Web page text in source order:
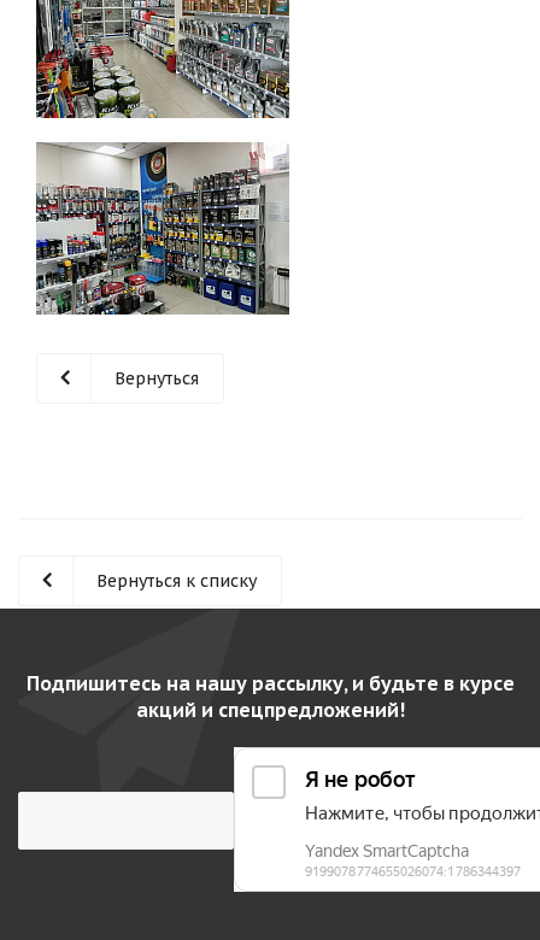
Вернуться
Вернуться к списку
Подпишитесь на нашу рассылку, и будьте в курсе
акций и спецпредложений!